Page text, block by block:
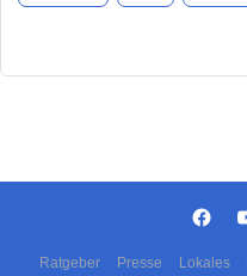
Ratgeber Presse Lokales